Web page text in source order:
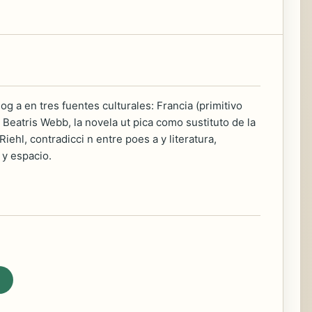
a en tres fuentes culturales: Francia (primitivo
Webb, la novela ut pica como sustituto de la
contradicci n entre poes a y literatura,
espacio.